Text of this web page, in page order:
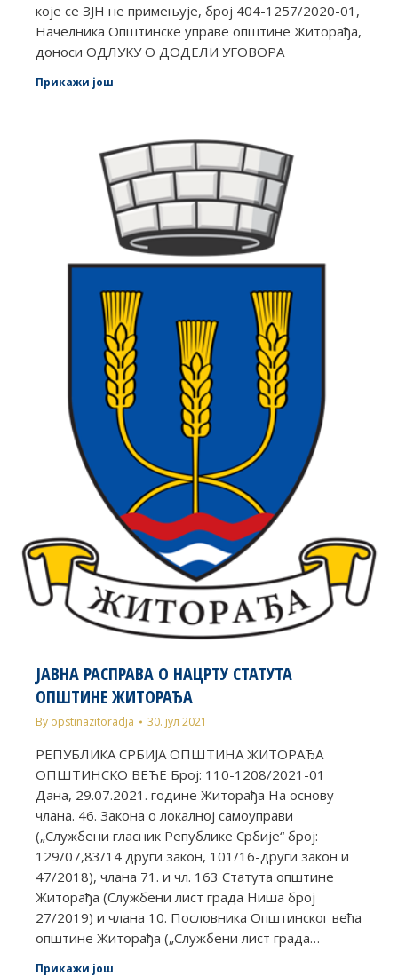
које се ЗЈН не примењује, број 404-1257/2020-01,
Начелника Општинске управе општине Житорађа,
доноси ОДЛУКУ О ДОДЕЛИ УГОВОРА
Прикажи још
ЈАВНА РАСПРАВА О НАЦРТУ СТАТУТА
ОПШТИНЕ ЖИТОРАЂA
By opstinazitoradja 30. јул 2021
РЕПУБЛИКА СРБИЈА ОПШТИНА ЖИТОРАЂА
ОПШТИНСКO ВЕЋЕ Број: 110-1208/2021-01
Дана, 29.07.2021. године Житорађа На основу
члана. 46. Закона о локалној самоуправи
(„Службени гласник Републике Србије“ број:
129/07,83/14 други закон, 101/16-други закон и
47/2018), члана 71. и чл. 163 Статута општине
Житорађа (Службени лист града Ниша број
27/2019) и члана 10. Пословника Општинског већа
општине Житорађа („Службени лист града…
Прикажи још